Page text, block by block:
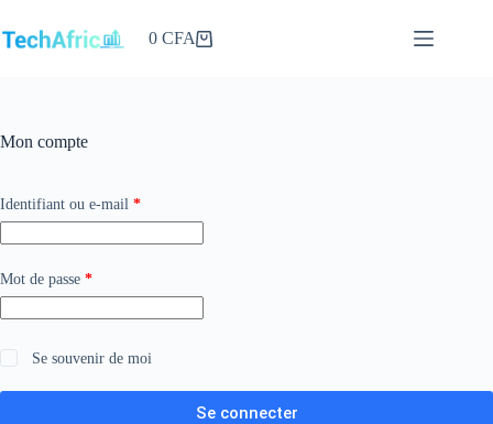
au
contenu
Panier
0CFA
Mon compte
Identifiant ou e-mail *Obligatoire
Mot de passe *Obligatoire
Se souvenir de moi
Se connecter